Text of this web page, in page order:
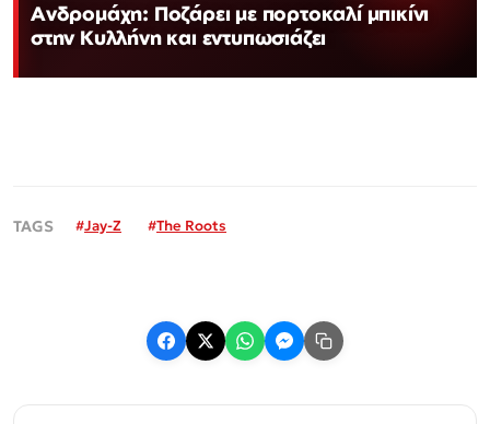
Ανδρομάχη: Ποζάρει με πορτοκαλί μπικίνι
στην Κυλλήνη και εντυπωσιάζει
#Jay-Z #The Roots